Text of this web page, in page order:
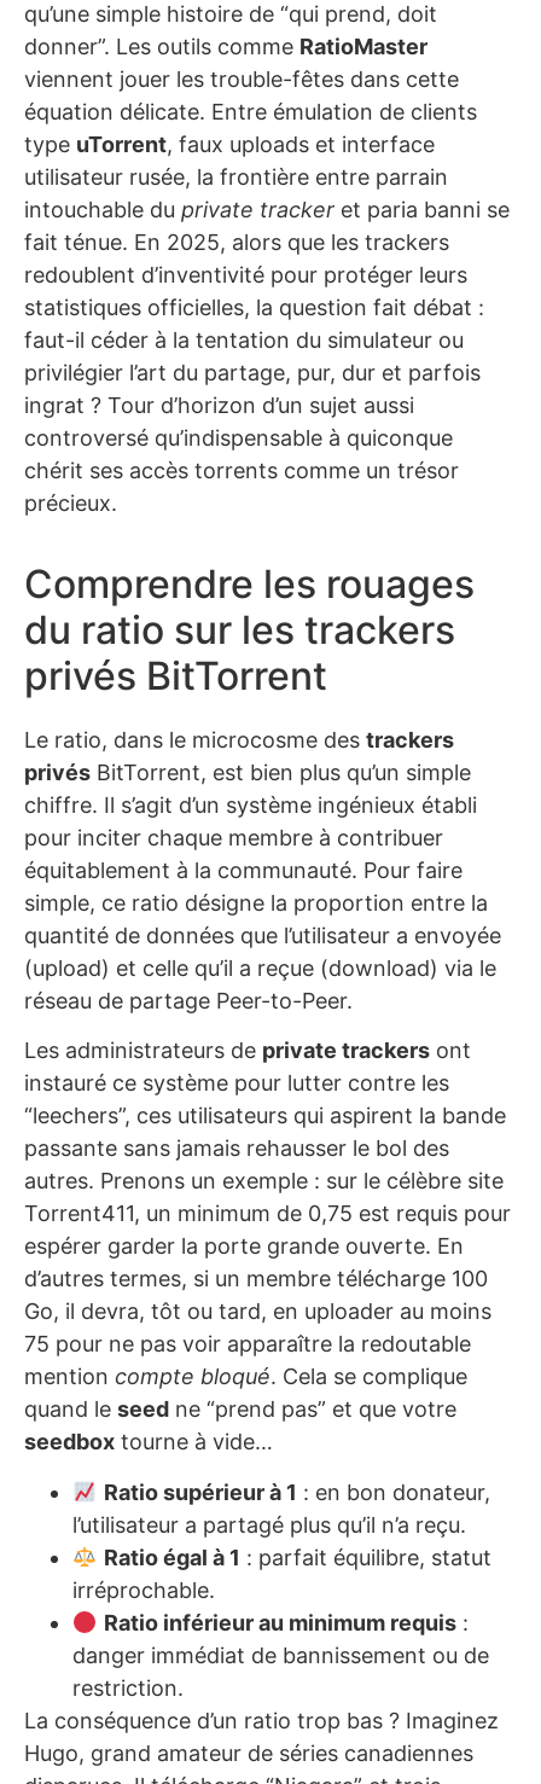
qu’une simple histoire de “qui prend, doit
donner”. Les outils comme RatioMaster
viennent jouer les trouble-fêtes dans cette
équation délicate. Entre émulation de clients
type uTorrent, faux uploads et interface
utilisateur rusée, la frontière entre parrain
intouchable du private tracker et paria banni se
fait ténue. En 2025, alors que les trackers
redoublent d’inventivité pour protéger leurs
statistiques officielles, la question fait débat :
faut-il céder à la tentation du simulateur ou
privilégier l’art du partage, pur, dur et parfois
ingrat ? Tour d’horizon d’un sujet aussi
controversé qu’indispensable à quiconque
chérit ses accès torrents comme un trésor
précieux.
Comprendre les rouages
du ratio sur les trackers
privés BitTorrent
Le ratio, dans le microcosme des trackers
privés BitTorrent, est bien plus qu’un simple
chiffre. Il s’agit d’un système ingénieux établi
pour inciter chaque membre à contribuer
équitablement à la communauté. Pour faire
simple, ce ratio désigne la proportion entre la
quantité de données que l’utilisateur a envoyée
(upload) et celle qu’il a reçue (download) via le
réseau de partage Peer-to-Peer.
Les administrateurs de private trackers ont
instauré ce système pour lutter contre les
“leechers”, ces utilisateurs qui aspirent la bande
passante sans jamais rehausser le bol des
autres. Prenons un exemple : sur le célèbre site
Torrent411, un minimum de 0,75 est requis pour
espérer garder la porte grande ouverte. En
d’autres termes, si un membre télécharge 100
Go, il devra, tôt ou tard, en uploader au moins
75 pour ne pas voir apparaître la redoutable
mention compte bloqué. Cela se complique
quand le seed ne “prend pas” et que votre
seedbox tourne à vide…
Ratio supérieur à 1 : en bon donateur,
l’utilisateur a partagé plus qu’il n’a reçu.
Ratio égal à 1 : parfait équilibre, statut
irréprochable.
Ratio inférieur au minimum requis:
danger immédiat de bannissement ou de
restriction.
La conséquence d’un ratio trop bas ? Imaginez
Hugo, grand amateur de séries canadiennes